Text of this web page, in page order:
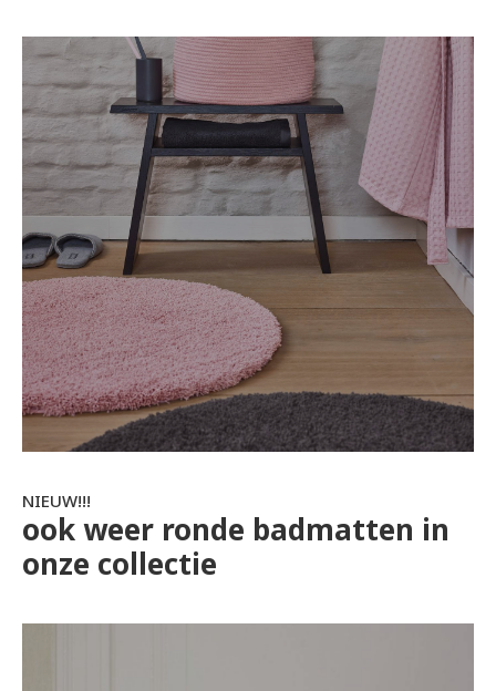
NIEUW!!!
ook weer ronde badmatten in
onze collectie